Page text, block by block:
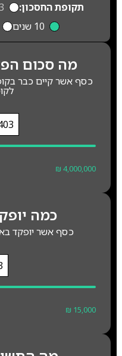
תקופת החסכון: 3
10 שנים
מה סכום
כסף אשר קיים כבר
₪ 4,000,000
כמה
כסף אשר יופקד
₪ 15,000